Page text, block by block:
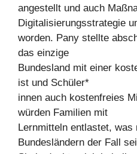
angestellt und auch
Digitalisierungsstrategie
worden. Pany stellte
das einzige
Bundesland mit einer
ist und Schüler*
innen auch kostenfreies
würden Familien mit
Lernmitteln entlastet, was
Bundesländern der Fall